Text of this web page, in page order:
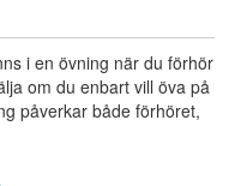
i en övning när du förhör
om du enbart vill öva på
påverkar både förhöret,